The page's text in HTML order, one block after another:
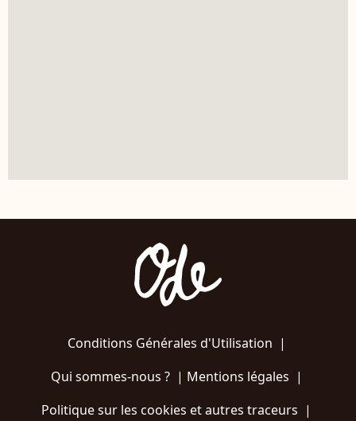
Conditions Générales d'Utilisation |
Qui sommes-nous ?| Mentions légales |
Politique sur les cookies et autres traceurs |